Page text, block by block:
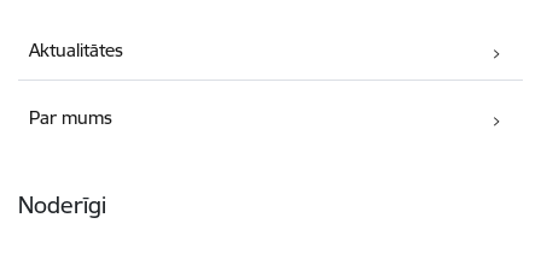
Aktualitātes
Par mums
Noderīgi